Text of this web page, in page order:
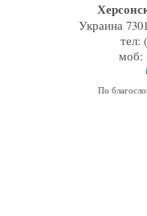
Украина
тел:
моб:
По